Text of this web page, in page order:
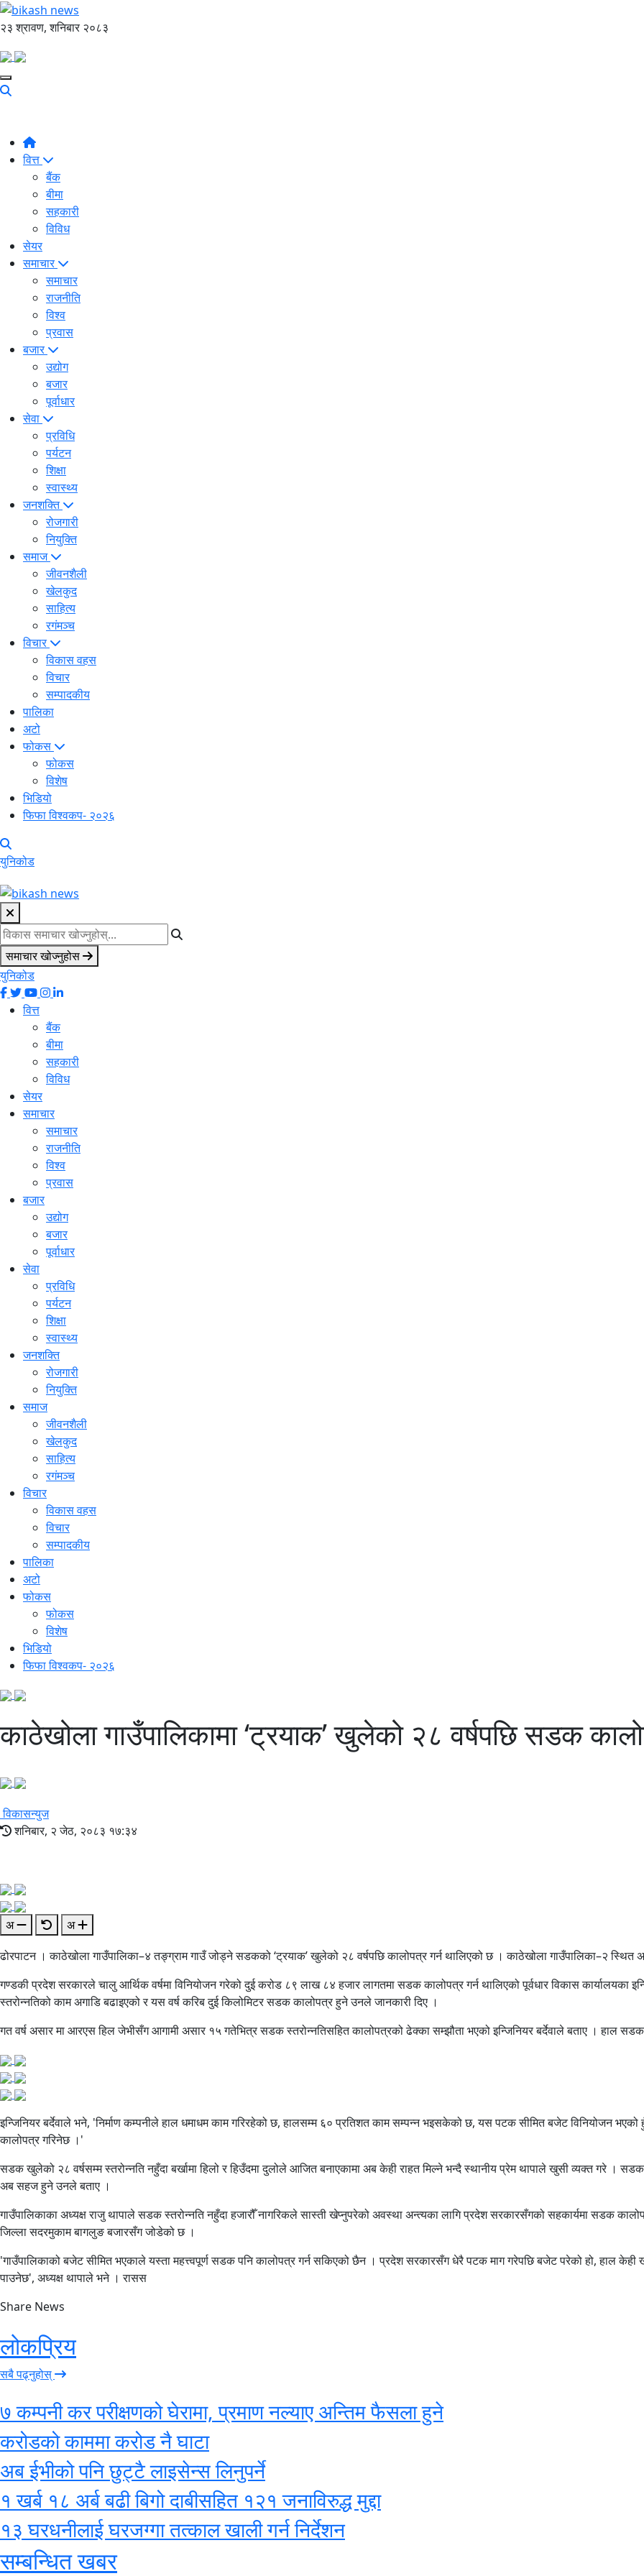
२३ श्रावण, शनिबार २०८३
वित्त
बैंक
बीमा
सहकारी
विविध
सेयर
समाचार
समाचार
राजनीति
विश्व
प्रवास
बजार
उद्योग
बजार
पूर्वाधार
सेवा
प्रविधि
पर्यटन
शिक्षा
स्वास्थ्य
जनशक्ति
रोजगारी
नियुक्ति
समाज
जीवनशैली
खेलकुद
साहित्य
रगंमञ्च
विचार
विकास वहस
विचार
सम्पादकीय
पालिका
अटो
फोकस
फोकस
विशेष
भिडियो
फिफा विश्वकप- २०२६
युनिकोड
समाचार खोज्नुहोस
युनिकोड
वित्त
बैंक
बीमा
सहकारी
विविध
सेयर
समाचार
समाचार
राजनीति
विश्व
प्रवास
बजार
उद्योग
बजार
पूर्वाधार
सेवा
प्रविधि
पर्यटन
शिक्षा
स्वास्थ्य
जनशक्ति
रोजगारी
नियुक्ति
समाज
जीवनशैली
खेलकुद
साहित्य
रगंमञ्च
विचार
विकास वहस
विचार
सम्पादकीय
पालिका
अटो
फोकस
फोकस
विशेष
भिडियो
फिफा विश्वकप- २०२६
काठेखोला गाउँपालिकामा ‘ट्रयाक’ खुलेको २८ वर्षपछि सडक
विकासन्युज
शनिबार, २ जेठ, २०८३ १७:३४
अ
अ
ढोरपाटन । काठेखोला गाउँपालिका–४ तङ्ग्राम गाउँ जोड्ने सडकको ‘ट्रयाक’ खुलेको २८ वर्षपछि कालोपत्र गर्न थालिएको छ । काठेखोला गाउँपालिका–२
गण्डकी प्रदेश सरकारले चालु आर्थिक वर्षमा विनियोजन गरेको दुई करोड ८९ लाख ८४ हजार लागतमा सडक कालोपत्र गर्न थालिएको पूर्वधार विकास कार्यालयका
स्तरोन्नतिको काम अगाडि बढाइएको र यस वर्ष करिब दुई किलोमिटर सडक कालोपत्र हुने उनले जानकारी दिए ।
गत वर्ष असार मा आरएस हिल जेभीसँग आगामी असार १५ गतेभित्र सडक स्तरोन्नतिसहित कालोपत्रको ढेक्का सम्झौता भएको इन्जिनियर बर्देवाले बताए । हाल
इन्जिनियर बर्देवाले भने, 'निर्माण कम्पनीले हाल धमाधम काम गरिरहेको छ, हालसम्म ६० प्रतिशत काम सम्पन्न भइसकेको छ, यस पटक सीमित बजेट विनियोजन भएको
कालोपत्र गरिनेछ ।'
सडक खुलेको २८ वर्षसम्म स्तरोन्नति नहुँदा बर्खामा हिलो र हिउँदमा दुलोले आजित बनाएकामा अब केही राहत मिल्ने भन्दै स्थानीय प्रेम थापाले खुसी व्यक्त गरे । सडक
अब सहज हुने उनले बताए ।
गाउँपालिकाका अध्यक्ष राजु थापाले सडक स्तरोन्नति नहुँदा हजारौँ नागरिकले सास्ती खेप्नुपरेको अवस्था अन्त्यका लागि प्रदेश सरकारसँगको सहकार्यमा सडक
जिल्ला सदरमुकाम बागलुङ बजारसँग जोडेको छ ।
'गाउँपालिकाको बजेट सीमित भएकाले यस्ता महत्त्वपूर्ण सडक पनि कालोपत्र गर्न सकिएको छैन । प्रदेश सरकारसँग धेरै पटक माग गरेपछि बजेट परेको हो, हाल
पाउनेछ', अध्यक्ष थापाले भने । रासस
Share News
लोकप्रिय
सबै पढ्नुहोस्
७ कम्पनी कर परीक्षणको घेरामा, प्रमाण नल्याए अन्तिम फैसला हुने
करोडको काममा करोड नै घाटा
अब ईभीको पनि छुट्टै लाइसेन्स लिनुपर्ने
१ खर्ब १८ अर्ब बढी बिगो दाबीसहित १२१ जनाविरुद्ध मुद्दा
१३ घरधनीलाई घरजग्गा तत्काल खाली गर्न निर्देशन
सम्बन्धित खबर